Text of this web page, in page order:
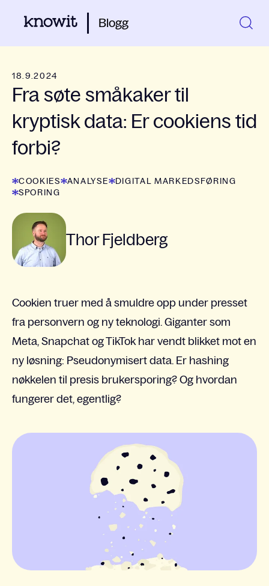
Blogg
18.9.2024
Fra søte småkaker til
kryptisk data: Er cookiens tid
forbi?
COOKIES ANALYSE
DIGITAL MARKEDSFØRING
SPORING
Thor Fjeldberg
Cookien truer med å smuldre opp under presset
fra personvern og ny teknologi. Giganter som
Meta, Snapchat og TikTok har vendt blikket mot en
ny løsning: Pseudonymisert data. Er hashing
nøkkelen til presis brukersporing? Og hvordan
fungerer det, egentlig?